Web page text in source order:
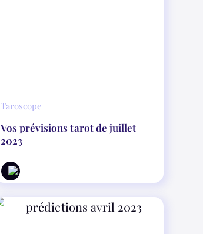
Taroscope
Vos prévisions tarot de juillet
2023